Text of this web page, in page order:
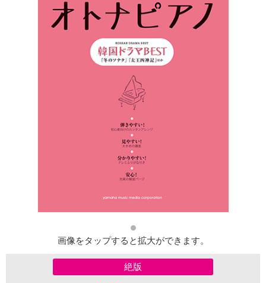
画像をタップすると拡大ができます。
絶版